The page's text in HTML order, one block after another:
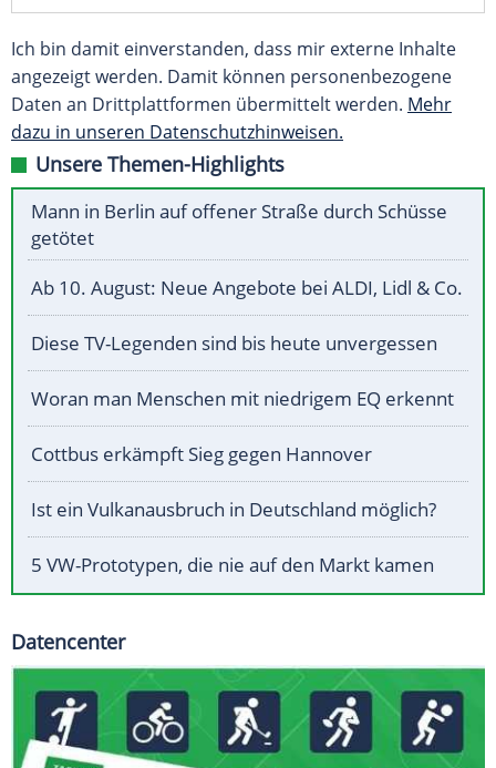
Ich bin damit einverstanden, dass mir externe Inhalte
angezeigt werden. Damit können personenbezogene
Daten an Drittplattformen übermittelt werden. Mehr
dazu in unseren Datenschutzhinweisen.
Unsere Themen-Highlights
Mann in Berlin auf offener Straße durch Schüsse
getötet
Ab 10. August: Neue Angebote bei ALDI, Lidl & Co.
Diese TV-Legenden sind bis heute unvergessen
Woran man Menschen mit niedrigem EQ erkennt
Cottbus erkämpft Sieg gegen Hannover
Ist ein Vulkanausbruch in Deutschland möglich?
5 VW-Prototypen, die nie auf den Markt kamen
Datencenter